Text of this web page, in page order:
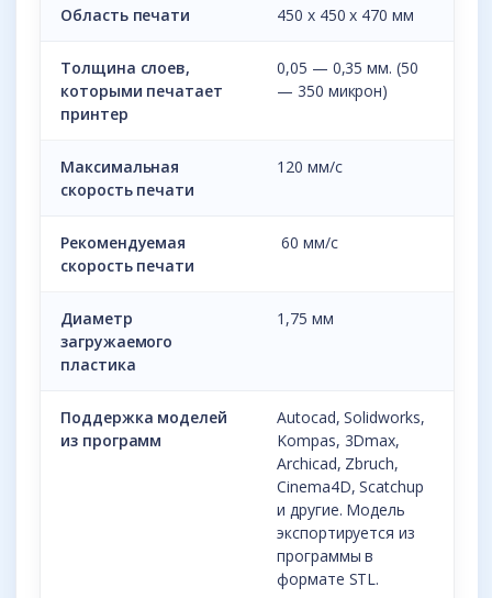
Область печати 450 x 450 x 470 мм
Толщина слоев,
которыми печатает
принтер
0,05 — 0,35 мм. (50
— 350 микрон)
Максимальная
скорость печати
120 мм/с
Рекомендуемая
скорость печати
60 мм/с
Диаметр
загружаемого
пластика
1,75 мм
Поддержка моделей
из программ
Autocad, Solidworks,
Kompas, 3Dmax,
Archicad, Zbruch,
Cinema4D, Scatchup
и другие. Модель
экспортируется из
программы в
формате STL.